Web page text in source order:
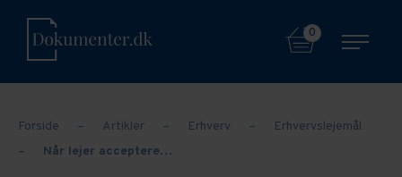
0
Forside – Artikler – Erhverv –
Erhvervslejemål
–
Når lejer acceptere…